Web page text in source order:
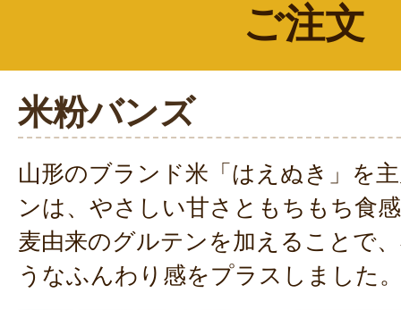
ご注文
米粉バンズ
山形のブランド米「はえぬき」を
ンは、やさしい甘さともちもち食
麦由来のグルテンを加えることで
うなふんわり感をプラスしました